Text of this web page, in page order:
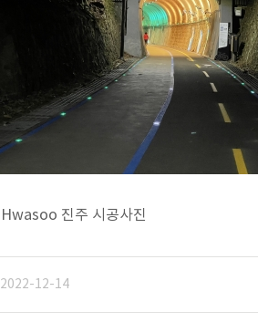
Hwasoo 진주 시공사진
2022-12-14